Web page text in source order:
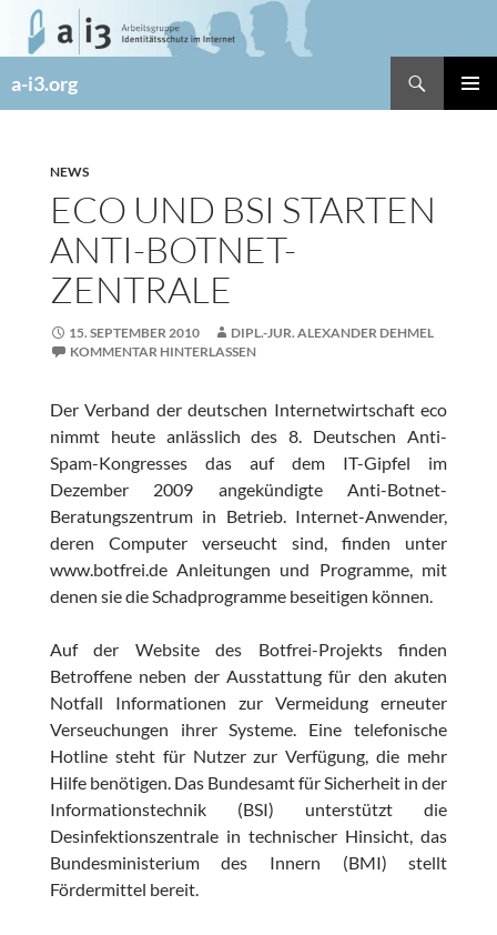
Zum
Inhalt
a-i3.org
NEWS
ECO UND BSI STARTEN
ANTI-BOTNET-
ZENTRALE
15. SEPTEMBER 2010
DIPL.-JUR. ALEXANDER DEHMEL
KOMMENTAR HINTERLASSEN
Der Verband der deutschen Internetwirtschaft eco
nimmt heute anlässlich des 8. Deutschen Anti-
Spam-Kongresses das auf dem IT-Gipfel im
Dezember 2009 angekündigte Anti-Botnet-
Beratungszentrum in Betrieb. Internet-Anwender,
deren Computer verseucht sind, finden unter
www.botfrei.de Anleitungen und Programme, mit
denen sie die Schadprogramme beseitigen können.
Auf der Website des Botfrei-Projekts finden
Betroffene neben der Ausstattung für den akuten
Notfall Informationen zur Vermeidung erneuter
Verseuchungen ihrer Systeme. Eine telefonische
Hotline steht für Nutzer zur Verfügung, die mehr
Hilfe benötigen. Das Bundesamt für Sicherheit in der
Informationstechnik (BSI) unterstützt die
Desinfektionszentrale in technischer Hinsicht, das
Bundesministerium des Innern (BMI) stellt
Fördermittel bereit.